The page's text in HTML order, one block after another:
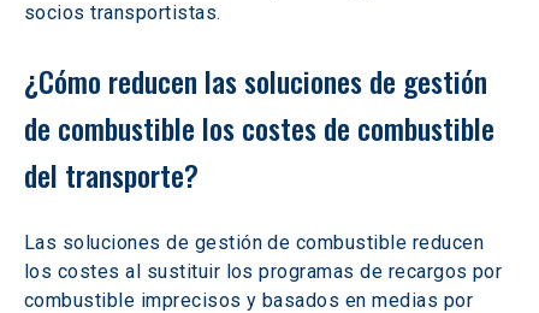
socios transportistas.
¿Cómo reducen las soluciones de gestión
de combustible los costes de combustible
del transporte?
Las soluciones de gestión de combustible reducen
los costes al sustituir los programas de recargos por
combustible imprecisos y basados en medias por